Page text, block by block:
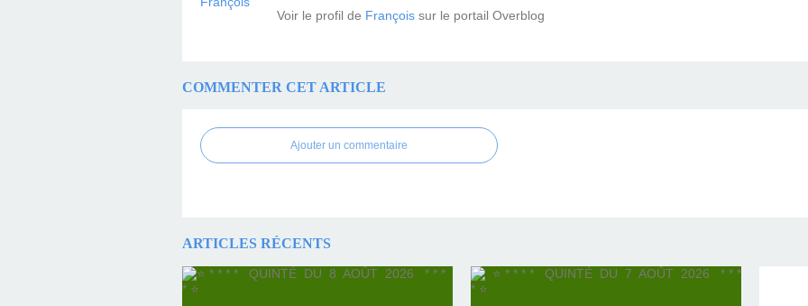
Voir le profil de François sur le portail Overblog
COMMENTER CET ARTICLE
Ajouter un commentaire
ARTICLES RÉCENTS